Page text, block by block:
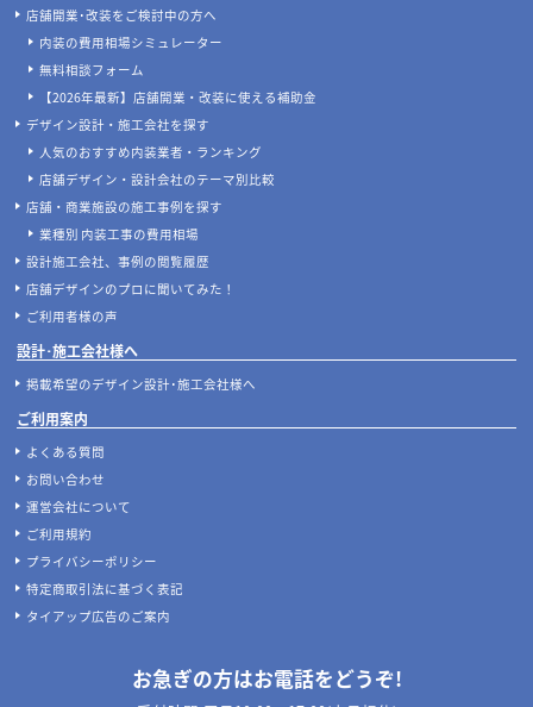
店舗開業･改装をご検討中の方へ
内装の費用相場シミュレーター
無料相談フォーム
【2026年最新】店舗開業・改装に使える補助金
デザイン設計・施工会社を探す
人気のおすすめ内装業者・ランキング
店舗デザイン・設計会社のテーマ別比較
店舗・商業施設の施工事例を探す
業種別 内装工事の費用相場
設計施工会社、事例の閲覧履歴
店舗デザインのプロに聞いてみた！
ご利用者様の声
設計･施工会社様へ
掲載希望のデザイン設計･施工会社様へ
ご利用案内
よくある質問
お問い合わせ
運営会社について
ご利用規約
プライバシーポリシー
特定商取引法に基づく表記
タイアップ広告のご案内
お急ぎの方はお電話をどうぞ!